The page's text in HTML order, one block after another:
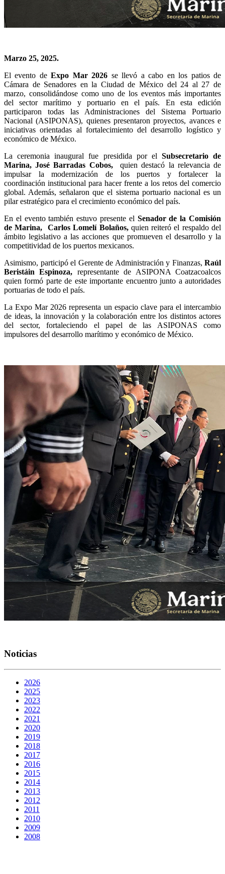
Marzo 25, 2025.
El evento deExpo Mar 2026 se llevó a cabo en los patios de
Cámara de Senadores en la Ciudad de México del 24 al 27 de
marzo, consolidándose como uno de los eventos más importantes
del sector marítimo y portuario en el país. En esta edición
participaron todas las Administraciones del Sistema Portuario
Nacional (ASIPONAS), quienes presentaron proyectos, avances e
iniciativas orientadas al fortalecimiento del desarrollo logístico y
económico de México.
La ceremonia inaugural fue presidida por el Subsecretario de
Marina, José Barradas Cobos,
quien destacó la relevancia de
impulsar la modernización de los puertos y fortalecer la
coordinación institucional para hacer frente a los retos del comercio
global. Además, señalaron que el sistema portuario nacional es un
pilar estratégico para el crecimiento económico del país.
En el evento también estuvo presente el Senador de la Comisión
de Marina,
Carlos Lomelí Bolaños, quien reiteró el respaldo del
ámbito legislativo a las acciones que promueven el desarrollo y la
competitividad de los puertos mexicanos.
Asimismo, participó el Gerente de Administración y Finanzas, Raúl
Beristáin Espinoza, representante de ASIPONA Coatzacoalcos
quien formó parte de este importante encuentro junto a autoridades
portuarias de todo el país.
La Expo Mar 2026 representa un espacio clave para el intercambio
de ideas, la innovación y la colaboración entre los distintos actores
del sector, fortaleciendo el papel de las ASIPONAS como
impulsores del desarrollo marítimo y económico de México.
Noticias
2026
2025
2023
2022
2021
2020
2019
2018
2017
2016
2015
2014
2013
2012
2011
2010
2009
2008